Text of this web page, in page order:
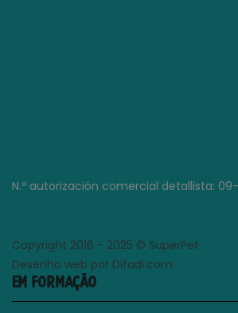
N.º autorización comercial detallista:
Copyright 2016 - 2025 © SuperPet
Desenho web por Difadi.com
EM FORMAÇÃO